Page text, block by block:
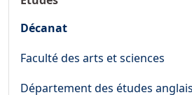
Décanat
Faculté des arts et sciences
Département des études